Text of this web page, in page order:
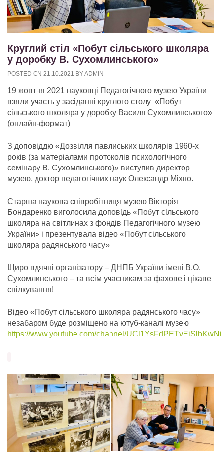
Круглий стіл «Побут сільського школяра
у доробку В. Сухомлинського»
POSTED ON 21.10.2021 BYADMIN
19 жовтня 2021 науковці Педагогічного музею України
взяли участь у засіданні круглого столу «Побут
сільського школяра у доробку Василя Сухомлинського»
(онлайн-формат)
З доповіддю «Дозвілля павлиських школярів 1960-х
років (за матеріалами протоколів психологічного
семінару В. Сухомлинського)» виступив директор
музею, доктор педагогічних наук Олександр Міхно.
Старша наукова співробітниця музею Вікторія
Бондаренко виголосила доповідь «Побут сільського
школяра на світлинах з фондів Педагогічного музею
України» і презентувала відео «Побут сільського
школяра радянського часу»
Щиро вдячні організатору – ДНПБ України імені В.О.
Сухомлинського – та всім учасникам за фахове і цікаве
спілкування!
Відео «Побут сільського школяра радянського часу»
незабаром буде розміщено на ютуб-каналі музею
https://www.youtube.com/channel/